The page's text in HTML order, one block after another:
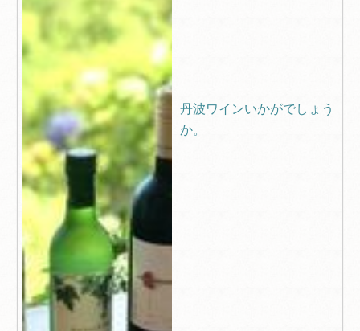
丹波ワインいかがでしょう
か。